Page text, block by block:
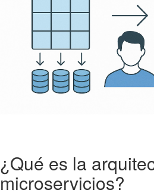
¿Qué es la
microservicios?